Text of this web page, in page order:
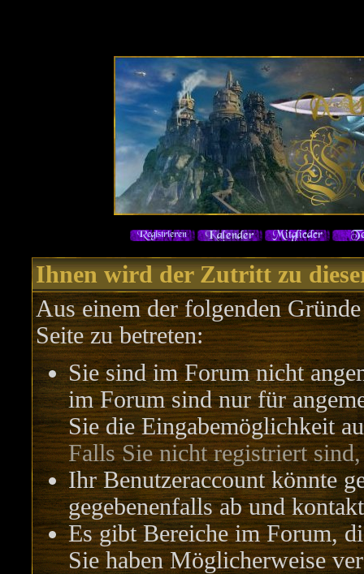
Ihnen wird der Zutritt zu
Aus einem der folgenden
Seite zu betreten:
Sie sind im Forum nicht
im Forum sind nur für
Sie die Eingabemöglichkeit
Falls Sie nicht registriert
Ihr Benutzeraccount könnte
gegebenenfalls ab und
Es gibt Bereiche im Forum,
Sie haben Möglicherweise